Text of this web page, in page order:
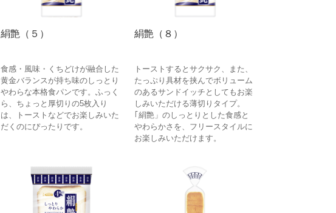
絹艶（５）
食感・風味・くちどけが融合した
黄金バランスが持ち味のしっとり
やわらな本格食パンです。ふっく
ら、ちょっと厚切りの5枚入り
は、トーストなどでお楽しみいた
だくのにぴったりです。
絹艶（８）
トーストするとサクサク、また、
たっぷり具材を挟んでボリューム
のあるサンドイッチとしてもお楽
しみいただける薄切りタイプ。
｢絹艶」のしっとりとした食感と
やわらかさを、フリースタイルに
お楽しみいただけます。